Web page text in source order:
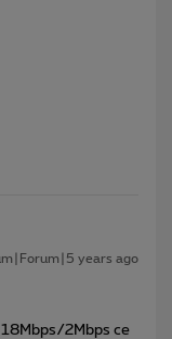
years ago
2Mbps ce